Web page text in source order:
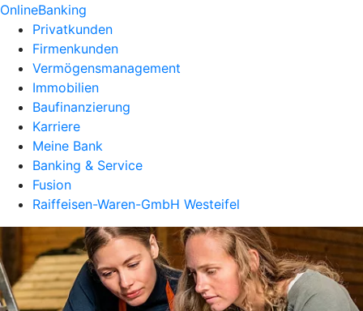
OnlineBanking
Privatkunden
Firmenkunden
Vermögensmanagement
Immobilien
Baufinanzierung
Karriere
Meine Bank
Banking & Service
Fusion
Raiffeisen-Waren-GmbH Westeifel